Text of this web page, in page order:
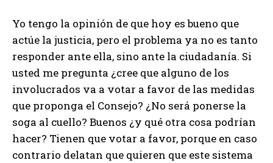
Yo tengo la opinión de que hoy es bueno que
actúe la justicia, pero el problema ya no es tanto
responder ante ella, sino ante la ciudadanía. Si
usted me pregunta ¿cree que alguno de los
involucrados va a votar a favor de las medidas
que proponga el Consejo? ¿No será ponerse la
soga al cuello? Buenos ¿y qué otra cosa podrían
hacer? Tienen que votar a favor, porque en caso
contrario delatan que quieren que este sistema